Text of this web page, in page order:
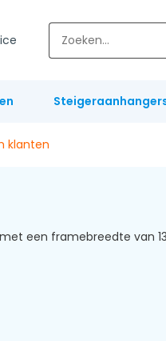
klanten
een framebreedte van